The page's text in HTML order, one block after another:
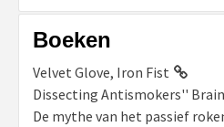
Boeken
Velvet Glove, Iron Fist
Dissecting Antismokers''
De mythe van het passief